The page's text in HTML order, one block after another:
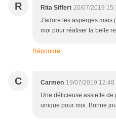
R Rita Siffert 20/07/2019
J'adore les asperges mais
moi pour réaliser ta belle
Répondre
C Carmen 19/07/2019 12:48
Une délicieuse assiette de
unique pour moi. Bonne